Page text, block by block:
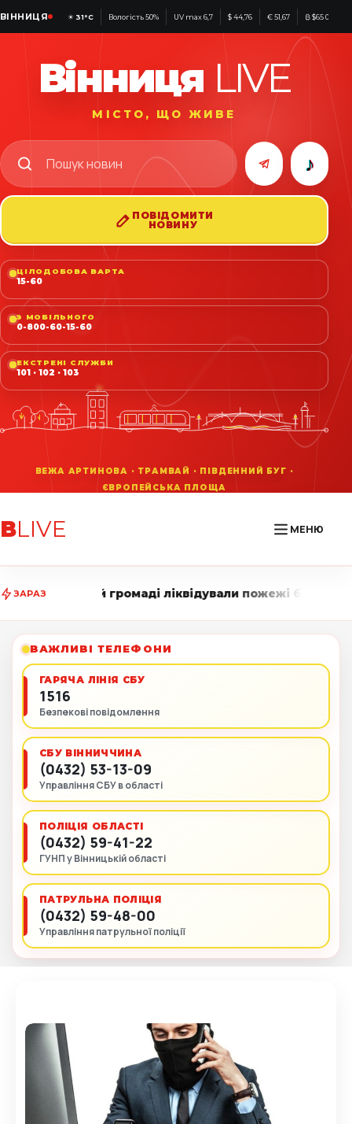
ВІННИЦЯ ☀ 31°C Вологість 50% UV max 6,7 $ 44,76 € 51,67 ₿ $65 011
Вінниця LIVE
МІСТО, ЩО ЖИВЕ
♪
ПОВІДОМИТИ
НОВИНУ
ЦІЛОДОБОВА ВАРТА
15-60
З МОБІЛЬНОГО
0-800-60-15-60
ЕКСТРЕНІ СЛУЖБИ
101 · 102 · 103
ВLIVE МЕНЮ
ЗАРАЗліквідували пожежі без постраждалих •
ВАЖЛИВІ ТЕЛЕФОНИ
ГАРЯЧА ЛІНІЯ СБУ
1516
Безпекові повідомлення
СБУ ВІННИЧЧИНА
(0432) 53-13-09
Управління СБУ в області
ПОЛІЦІЯ ОБЛАСТІ
(0432) 59-41-22
ГУНП у Вінницькій області
ПАТРУЛЬНА ПОЛІЦІЯ
(0432) 59-48-00
Управління патрульної поліції